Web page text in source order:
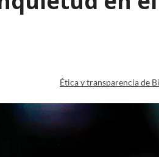
Ética y transparencia de